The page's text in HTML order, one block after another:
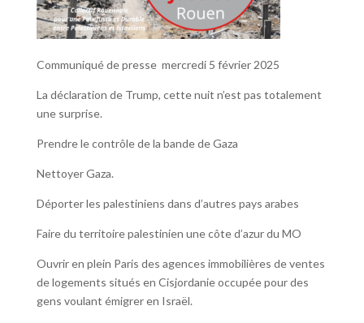
Communiqué de presse mercredi 5 février 2025
La déclaration de Trump, cette nuit n’est pas totalement
une surprise.
Prendre le contrôle de la bande de Gaza
Nettoyer Gaza.
Déporter les palestiniens dans d’autres pays arabes
Faire du territoire palestinien une côte d’azur du MO
Ouvrir en plein Paris des agences immobilières de ventes
de logements situés en Cisjordanie occupée pour des
gens voulant émigrer en Israël.